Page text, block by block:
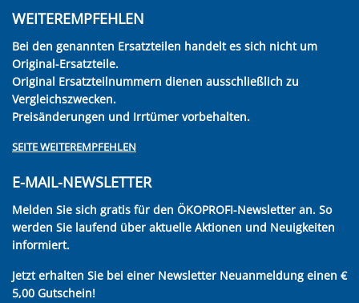
WEITEREMPFEHLEN
Bei den genannten Ersatzteilen handelt es sich nicht um
Original-Ersatzteile.
Original Ersatzteilnummern dienen ausschließlich zu
Vergleichszwecken.
Preisänderungen und Irrtümer vorbehalten.
SEITE WEITEREMPFEHLEN
E-MAIL-NEWSLETTER
Melden Sie sich gratis für den ÖKOPROFI-Newsletter an. So
werden Sie laufend über aktuelle Aktionen und Neuigkeiten
informiert.
Jetzt erhalten Sie bei einer Newsletter Neuanmeldung einen €
5,00 Gutschein!